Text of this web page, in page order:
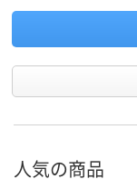
人気の商品